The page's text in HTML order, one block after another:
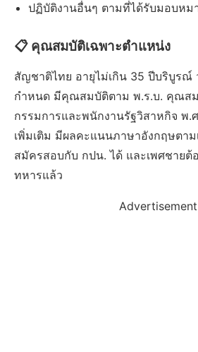
ปฏิบัติงานอื่นๆ ตามที่ได้รับมอบหม
📋 คุณสมบัติเฉพาะตำแหน่ง
สัญชาติไทย อายุไม่เกิน 35 ปีบริบูร
กำหนด มีคุณสมบัติตาม พ.ร.บ. คุณส
กรรมการและพนักงานรัฐวิสาหกิจ พ.
เพิ่มเติม มีผลคะแนนภาษาอังกฤษตา
สมัครสอบกับ กปน. ได้ และเพศชาย
ทหารแล้ว
Advertisement